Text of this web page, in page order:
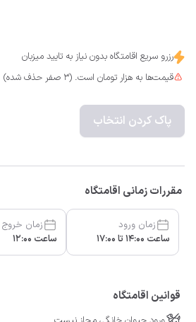
رزرو سریع اقامتگاه بدون نیاز به تایید میزبان
قیمت‌ها به هزار تومان است. (3 صفر حذف شده)
پاک کردن انتخاب
مقررات زمانی اقامتگاه
زمان ورود
ساعت 14:00 تا 17:00
زمان خروج
ساعت 12:00
قوانین اقامتگاه